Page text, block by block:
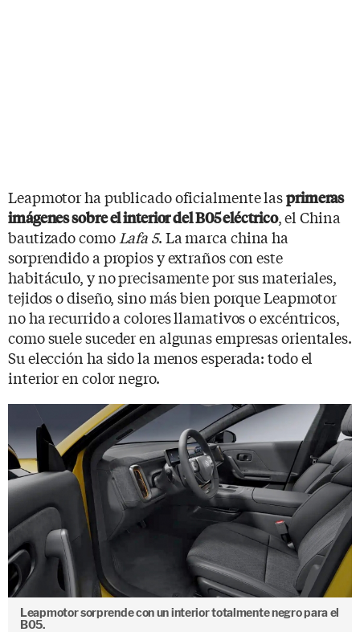
Leapmotor ha publicado oficialmente lasprimeras
imágenes sobre el interior del B05 eléctrico, el China
bautizado como Lafa 5. La marca china ha
sorprendido a propios y extraños con este
habitáculo, y no precisamente por sus materiales,
tejidos o diseño, sino más bien porque Leapmotor
no ha recurrido a colores llamativos o excéntricos,
como suele suceder en algunas empresas orientales.
Su elección ha sido la menos esperada: todo el
interior en color negro.
Leapmotor sorprende con un interior totalmente negro para el
B05.